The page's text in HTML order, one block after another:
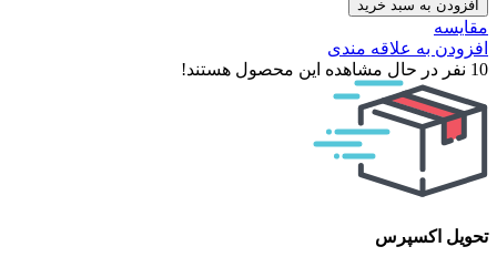
افزودن به سبد خرید
مقایسه
افزودن به علاقه مندی
10 نفر در حال مشاهده این محصول هستند!
تحویل اکسپرس